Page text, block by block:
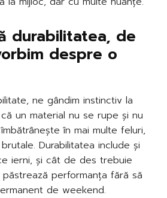
durabilitatea, de
despre o
ne gândim instinctiv la
un material nu se rupe și nu
în mai multe feluri,
Durabilitatea include și
ierni, și cât de des trebuie
performanța fără să
de weekend.